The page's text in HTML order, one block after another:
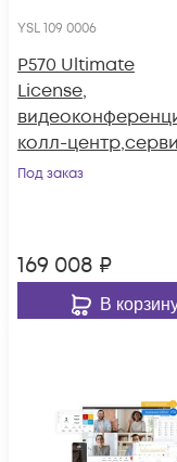
YSL 109 0006
P570 Ultimate
License,
колл-
удалённого
Под заказ
169 008 ₽
В